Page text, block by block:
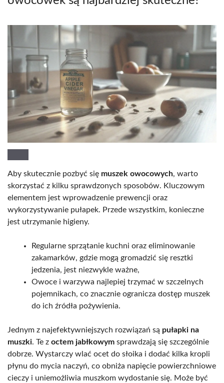
Aby skutecznie pozbyć się muszek owocowych, warto
skorzystać z kilku sprawdzonych sposobów. Kluczowym
elementem jest wprowadzenie prewencji oraz
wykorzystywanie pułapek. Przede wszystkim, konieczne
jest utrzymanie higieny.
Regularne sprzątanie kuchni oraz eliminowanie
zakamarków, gdzie mogą gromadzić się resztki
jedzenia, jest niezwykle ważne,
Owoce i warzywa najlepiej trzymać w szczelnych
pojemnikach, co znacznie ogranicza dostęp muszek
do ich źródła pożywienia.
Jednym z najefektywniejszych rozwiązań są pułapki na
muszki. Te z octem jabłkowym sprawdzają się szczególnie
dobrze. Wystarczy wlać ocet do słoika i dodać kilka kropli
płynu do mycia naczyń, co obniża napięcie powierzchniowe
cieczy i uniemożliwia muszkom wydostanie się. Może być